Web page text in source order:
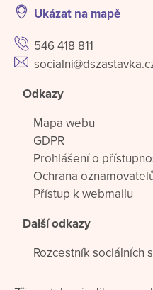
Ukázat na mapě
546 418 811
Odkazy
Mapa webu
GDPR
Prohlášení o
Ochrana
Přístup k webmailu
Další odkazy
Rozcestník sociálních